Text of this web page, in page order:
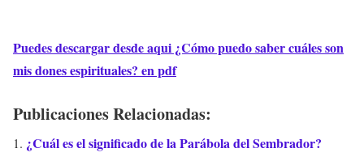
Puedes descargar desde aqui ¿Cómo puedo saber cuáles son
mis dones espirituales? en pdf
Publicaciones Relacionadas:
¿Cuál es el significado de la Parábola del Sembrador?